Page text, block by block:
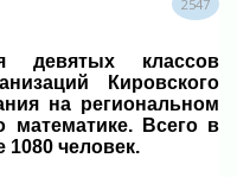
2547
девятых классов
Кировского
на региональном
математике. Всего в
1080 человек.